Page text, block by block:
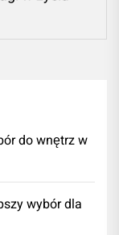
do wnętrz w
wybór dla